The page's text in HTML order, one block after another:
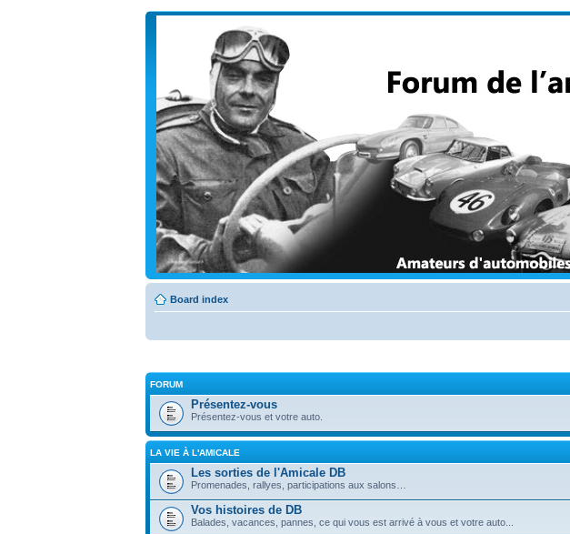
Board index
FORUM
Présentez-vous
Présentez-vous et votre auto.
LA VIE À L'AMICALE
Les sorties de l'Amicale DB
Promenades, rallyes, participations aux salons…
Vos histoires de DB
Balades, vacances, pannes, ce qui vous est arrivé à vous et votre auto...